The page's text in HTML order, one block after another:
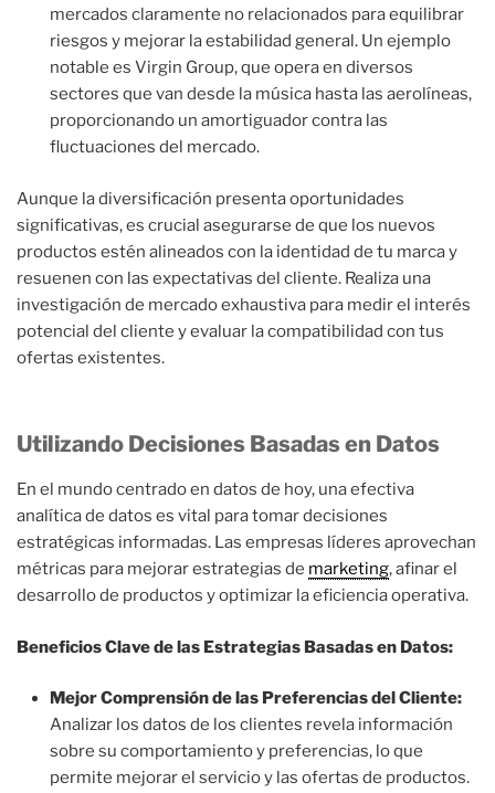
mercados claramente no relacionados para equilibrar
riesgos y mejorar la estabilidad general. Un ejemplo
notable es Virgin Group, que opera en diversos
sectores que van desde la música hasta las aerolíneas,
proporcionando un amortiguador contra las
fluctuaciones del mercado.
Aunque la diversificación presenta oportunidades
significativas, es crucial asegurarse de que los nuevos
productos estén alineados con la identidad de tu marca y
resuenen con las expectativas del cliente. Realiza una
investigación de mercado exhaustiva para medir el interés
potencial del cliente y evaluar la compatibilidad con tus
ofertas existentes.
Utilizando Decisiones Basadas en Datos
En el mundo centrado en datos de hoy, una efectiva
analítica de datos es vital para tomar decisiones
estratégicas informadas. Las empresas líderes aprovechan
métricas para mejorar estrategias de marketing, afinar el
desarrollo de productos y optimizar la eficiencia operativa.
Beneficios Clave de las Estrategias Basadas en Datos:
Mejor Comprensión de las Preferencias del Cliente:
Analizar los datos de los clientes revela información
sobre su comportamiento y preferencias, lo que
permite mejorar el servicio y las ofertas de productos.